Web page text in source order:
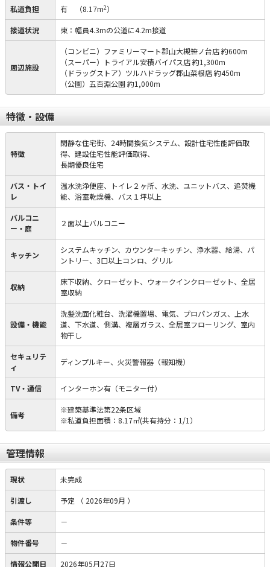
私道負担 有 （8.17m2）
接道状況 東：幅員4.3mの公道に4.2m接道
周辺施設
（コンビニ）ファミリーマート郡山大槻笹ノ台店 約600m
（スーパー）トライアル安積バイパス店 約1,300m
（ドラッグストア）ツルハドラッグ郡山菜根店 約450m
（公園）五百淵公園 約1,000m
特徴・設備
特徴
閑静な住宅街、24時間換気システム、設計住宅性能評価取
得、建設住宅性能評価取得、
長期優良住宅
バス・トイ
レ
温水洗浄便座、トイレ２ヶ所、水洗、ユニットバス、追焚機
能、浴室乾燥機、バス１坪以上
バルコニ
ー・庭
２面以上バルコニー
キッチン
システムキッチン、カウンターキッチン、浄水器、給湯、パ
ントリー、3口以上コンロ、グリル
収納
床下収納、クローゼット、ウォークインクローゼット、全居
室収納
設備・機能
洗髪洗面化粧台、洗濯機置場、電気、プロパンガス、上水
道、下水道、側溝、複層ガラス、全居室フローリング、室内
物干し
セキュリテ
ィ
ディンプルキー、火災警報器（報知機）
TV・通信 インターホン有（モニター付）
備考
※建築基準法第22条区域
※私道負担面積：8.17㎡(共有持分：1/1）
管理情報
現状 未完成
引渡し 予定 （ 2026年09月 ）
条件等 －
物件番号 －
情報公開日 2026年05月27日